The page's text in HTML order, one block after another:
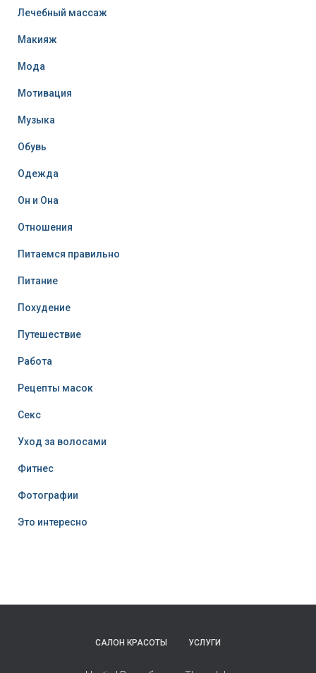
Лечебный массаж
Макияж
Мода
Мотивация
Музыка
Обувь
Одежда
Он и Она
Отношения
Питаемся правильно
Питание
Похудение
Путешествие
Работа
Рецепты масок
Секс
Уход за волосами
Фитнес
Фотографии
Это интересно
САЛОН КРАСОТЫ УСЛУГИ